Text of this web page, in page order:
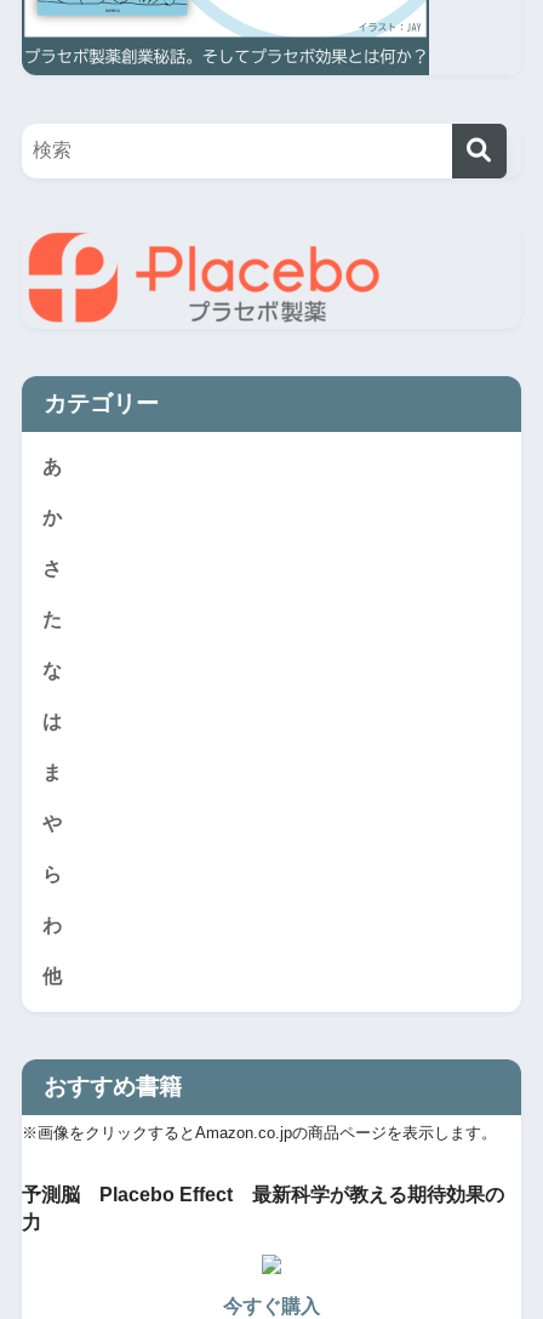
カテゴリー
あ
か
さ
た
な
は
ま
や
ら
わ
他
おすすめ書籍
※画像をクリックするとAmazon.co.jpの商品ページを表示します。
予測脳 Placebo Effect 最新科学が教える期待効果の
力
今すぐ購入